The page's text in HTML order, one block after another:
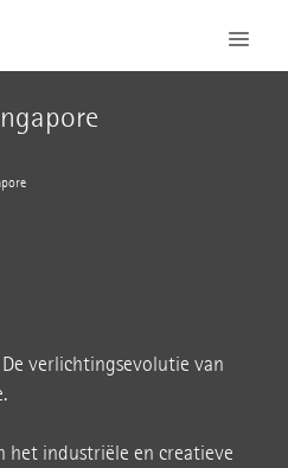
verlichtingsevolutie van
het industriële en creatieve